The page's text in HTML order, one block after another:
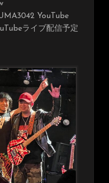
YouTube
ライブ配信予定